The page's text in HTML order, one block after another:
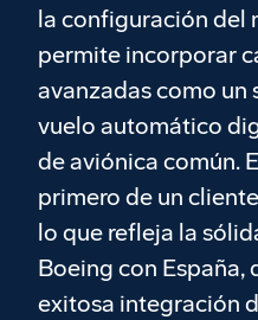
la configuración del
permite incorporar
avanzadas como un
vuelo automático
de aviónica común.
primero de un
lo que refleja la
Boeing con España,
exitosa integración